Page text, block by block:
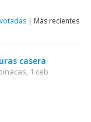
| Más recientes
casera
1 ceb